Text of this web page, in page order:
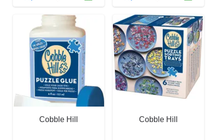
Cobble Hill Cobble Hill